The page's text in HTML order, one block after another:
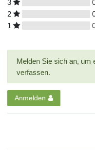
3
2
1
Melden Sie sich an, um
verfassen.
Anmelden